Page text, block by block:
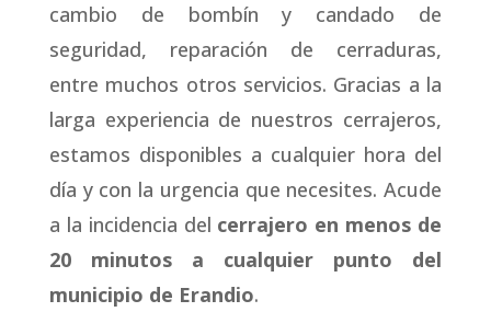
cambio de bombín y candado de
seguridad, reparación de cerraduras,
entre muchos otros servicios. Gracias a la
larga experiencia de nuestros cerrajeros,
estamos disponibles a cualquier hora del
día y con la urgencia que necesites. Acude
a la incidencia del cerrajero en menos de
20 minutos a cualquier punto del
municipio de Erandio.